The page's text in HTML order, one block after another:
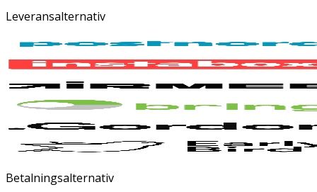
Leveransalternativ
Betalningsalternativ